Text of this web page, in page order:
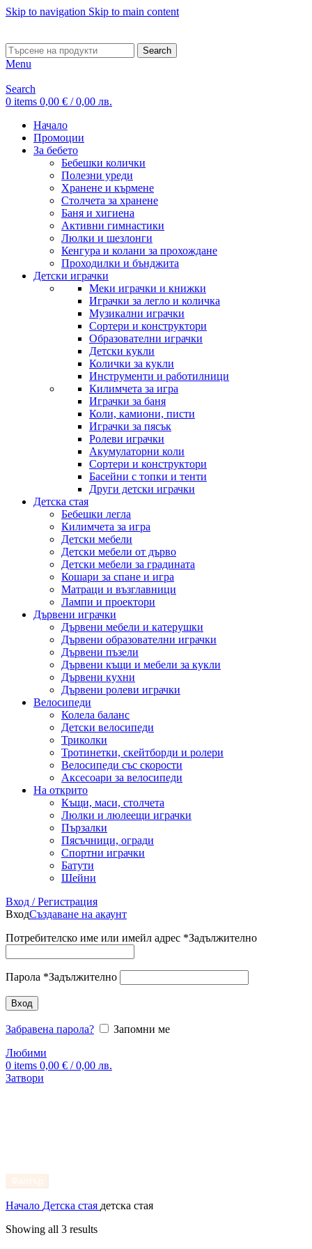
Skip to navigation Skip to main content
Search
Menu
Search
0 items 0,00 € / 0,00 лв.
Начало
Промоции
За бебето
Бебешки колички
Полезни уреди
Хранене и кърмене
Столчета за хранене
Баня и хигиена
Активни гимнастики
Люлки и шезлонги
Кенгура и колани за прохождане
Проходилки и бънджита
Детски играчки
Меки играчки и книжки
Играчки за легло и количка
Музикални играчки
Сортери и конструктори
Образователни играчки
Детски кукли
Колички за кукли
Инструменти и работилници
Килимчета за игра
Играчки за баня
Коли, камиони, писти
Играчки за пясък
Ролеви играчки
Акумулаторни коли
Сортери и конструктори
Басейни с топки и тенти
Други детски играчки
Детска стая
Бебешки легла
Килимчета за игра
Детски мебели
Детски мебели от дърво
Детски мебели за градината
Кошари за спане и игра
Матраци и възглавници
Лампи и проектори
Дървени играчки
Дървени мебели и катерушки
Дървени образователни играчки
Дървени пъзели
Дървени къщи и мебели за кукли
Дървени кухни
Дървени ролеви играчки
Велосипеди
Колела баланс
Детски велосипеди
Триколки
Тротинетки, скейтборди и ролери
Велосипеди със скорости
Аксесоари за велосипеди
На открито
Къщи, маси, столчета
Люлки и люлеещи играчки
Пързалки
Пясъчници, огради
Спортни играчки
Батути
Шейни
Вход / Регистрация
ВходСъздаване на акаунт
Потребителско име или имейл адрес *Задължително
Парола *Задължително
Вход
Забравена парола?
Запомни ме
Любими
0 items 0,00 € / 0,00 лв.
Затвори
Начало Детска стая детска стая
Showing all 3 results